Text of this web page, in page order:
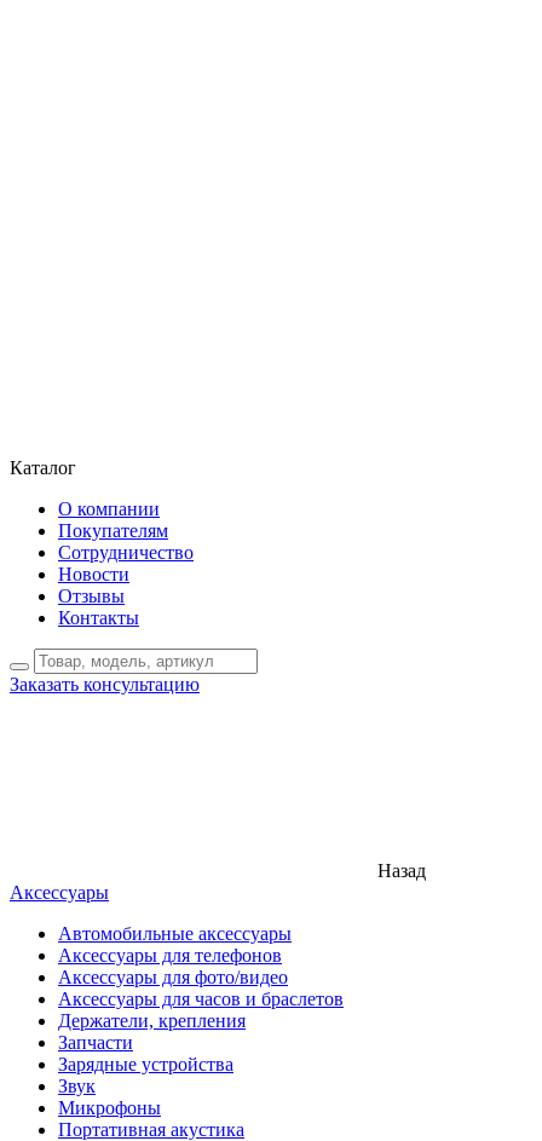
Каталог
О компании
Покупателям
Сотрудничество
Новости
Отзывы
Контакты
Заказать консультацию
Назад
Аксессуары
Автомобильные аксессуары
Аксессуары для телефонов
Аксессуары для фото/видео
Аксессуары для часов и браслетов
Держатели, крепления
Запчасти
Зарядные устройства
Звук
Микрофоны
Портативная акустика